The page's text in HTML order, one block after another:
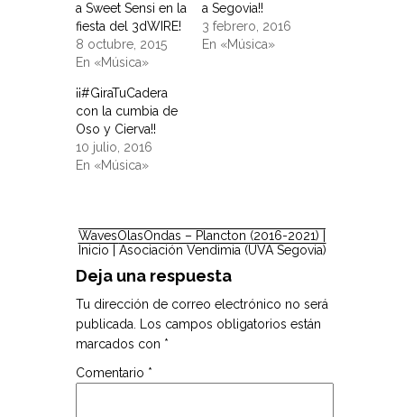
a Sweet Sensi en la
fiesta del 3dWIRE!
8 octubre, 2015
En «Música»
a Segovia!!
3 febrero, 2016
En «Música»
¡¡#GiraTuCadera
con la cumbia de
Oso y Cierva!!
10 julio, 2016
En «Música»
WavesOlasOndas – Plancton (2016-2021)
Inicio | Asociación Vendimia (UVA Segovia)
Deja una respuesta
Tu dirección de correo electrónico no será
publicada. Los campos obligatorios están
marcados con *
Comentario *